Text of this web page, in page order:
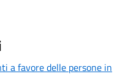
a favore delle persone in